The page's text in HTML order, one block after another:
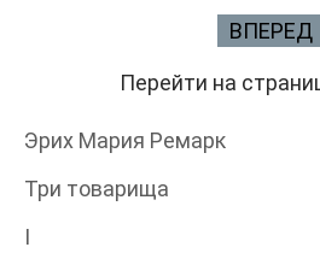
ВПЕРЕД
Перейти на
Эрих Мария Ремарк
Три товарища
I